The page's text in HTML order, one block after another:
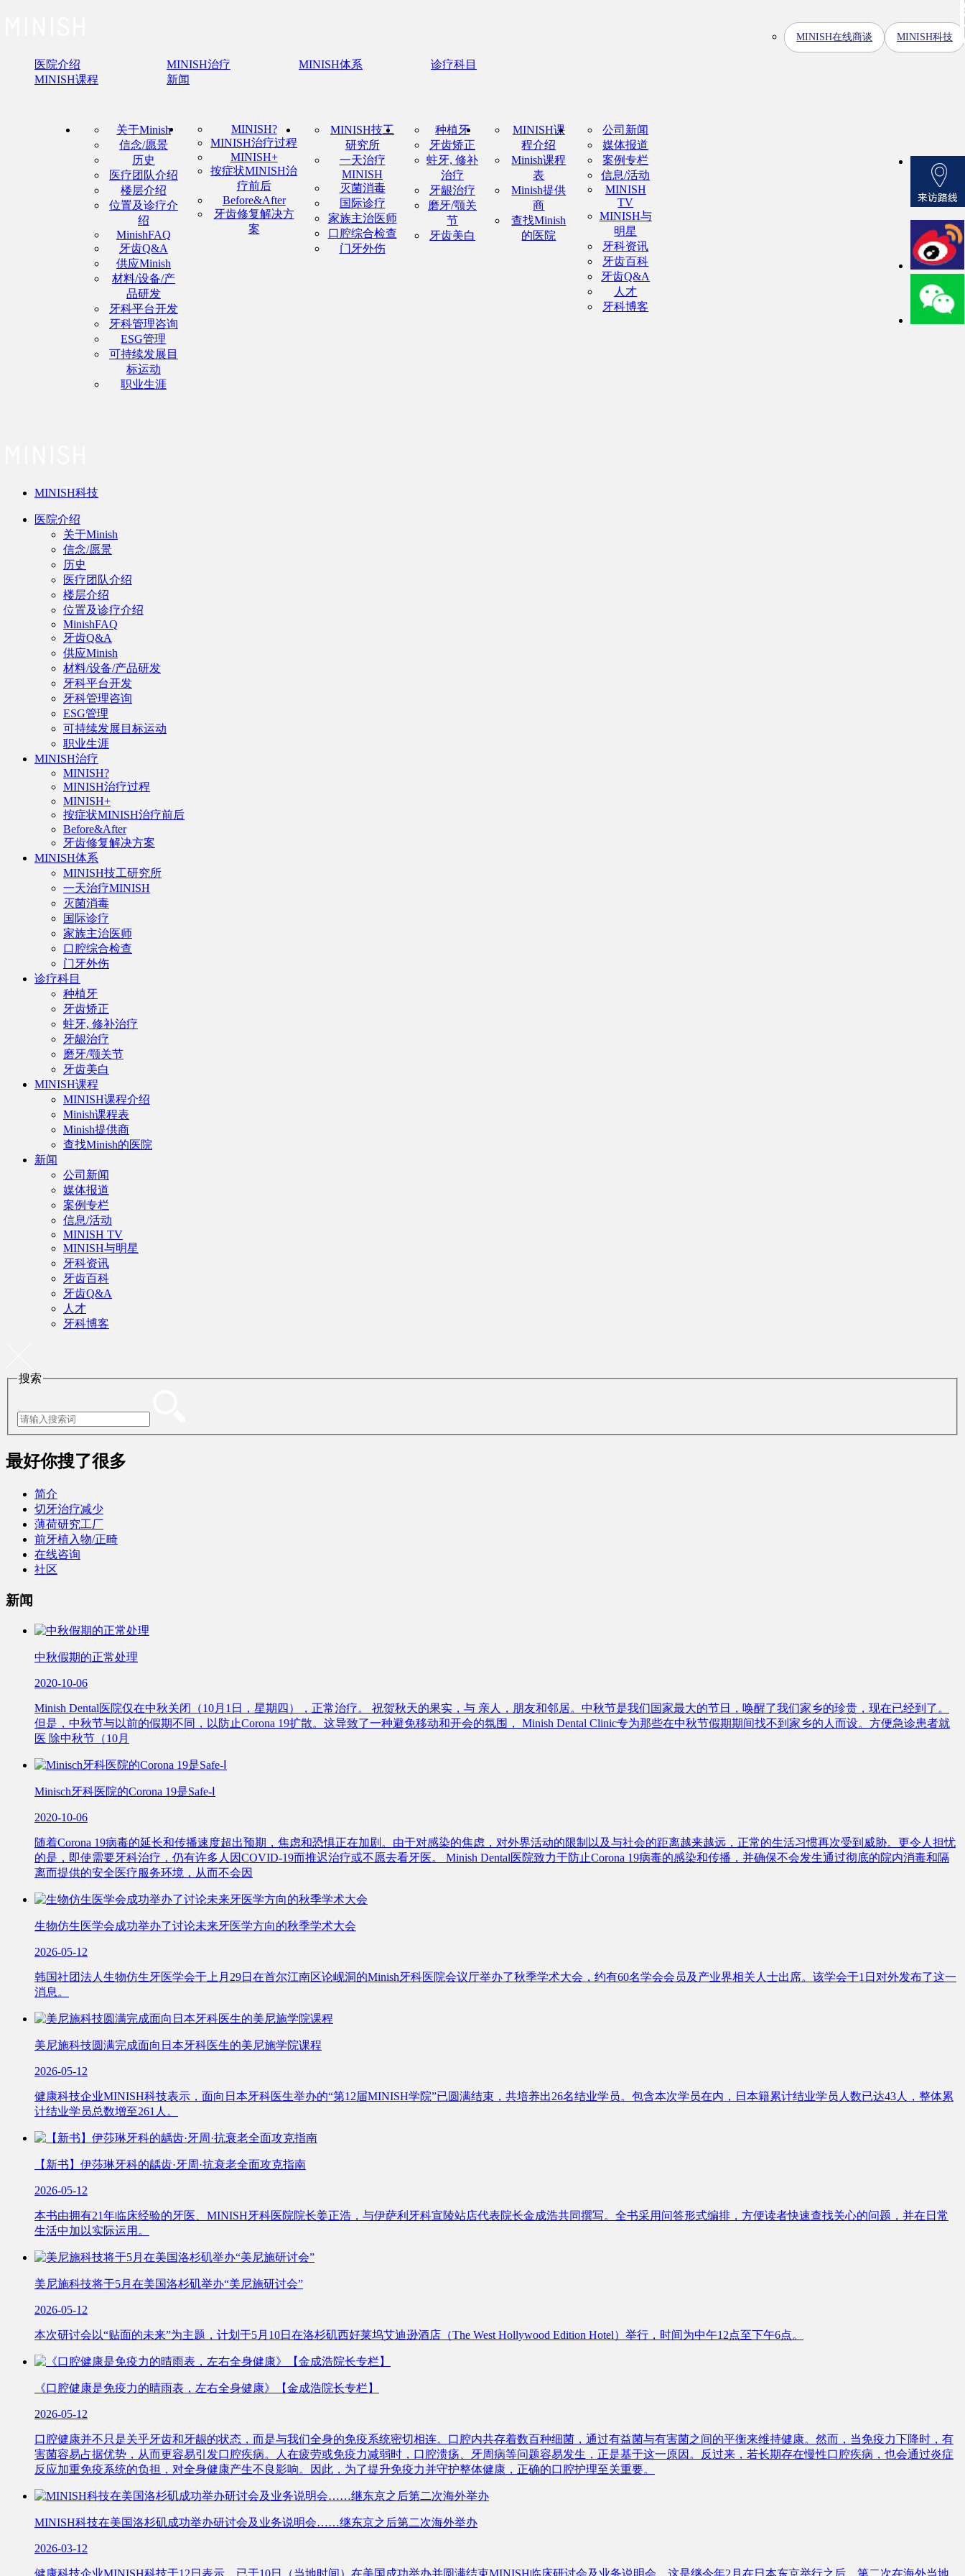
医院介绍 MINISH治疗 MINISH体系
诊疗科目
MINISH课程
新闻
MINISH在线商谈 MINISH科技
关于Minish
信念/愿景
历史
医疗团队介绍
楼层介绍
位置及诊疗介
绍
MinishFAQ
牙齿Q&A
供应Minish
材料/设备/产
品研发
牙科平台开发
牙科管理咨询
ESG管理
可持续发展目
标运动
职业生涯
MINISH?
MINISH治疗过程
MINISH+
按症状MINISH治
疗前后
Before&After
牙齿修复解决方
案
MINISH技工
研究所
一天治疗
MINISH
灭菌消毒
国际诊疗
家族主治医师
口腔综合检查
门牙外伤
种植牙
牙齿矫正
蛀牙, 修补
治疗
牙龈治疗
磨牙/颚关
节
牙齿美白
MINISH课
程介绍
Minish课程
表
Minish提供
商
查找Minish
的医院
公司新闻
媒体报道
案例专栏
信息/活动
MINISH
TV
MINISH与
明星
牙科资讯
牙齿百科
牙齿Q&A
人才
牙科博客
MINISH科技
医院介绍
关于Minish
信念/愿景
历史
医疗团队介绍
楼层介绍
位置及诊疗介绍
MinishFAQ
牙齿Q&A
供应Minish
材料/设备/产品研发
牙科平台开发
牙科管理咨询
ESG管理
可持续发展目标运动
职业生涯
MINISH治疗
MINISH?
MINISH治疗过程
MINISH+
按症状MINISH治疗前后
Before&After
牙齿修复解决方案
MINISH体系
MINISH技工研究所
一天治疗MINISH
灭菌消毒
国际诊疗
家族主治医师
口腔综合检查
门牙外伤
诊疗科目
种植牙
牙齿矫正
蛀牙, 修补治疗
牙龈治疗
磨牙/颚关节
牙齿美白
MINISH课程
MINISH课程介绍
Minish课程表
Minish提供商
查找Minish的医院
新闻
公司新闻
媒体报道
案例专栏
信息/活动
MINISH TV
MINISH与明星
牙科资讯
牙齿百科
牙齿Q&A
人才
牙科博客
搜索
最好你搜了很多
简介
切牙治疗减少
薄荷研究工厂
前牙植入物/正畸
在线咨询
社区
新闻
中秋假期的正常处理
2020-10-06
Minish Dental医院仅在中秋关闭（10月1日，星期四），正常治疗。 祝贺秋天的果实，与 亲人，朋友和邻居。中秋节是我们国家最大的节日，唤醒了我们家乡的珍贵，现在已经到了。
但是，中秋节与以前的假期不同，以防止Corona 19扩散。这导致了一种避免移动和开会的氛围， Minish Dental Clinic专为那些在中秋节假期期间找不到家乡的人而设。方便急诊患者就
医 除中秋节（10月
Minisch牙科医院的Corona 19是Safe-Ⅰ
2020-10-06
随着Corona 19病毒的延长和传播速度超出预期，焦虑和恐惧正在加剧。由于对感染的焦虑，对外界活动的限制以及与社会的距离越来越远，正常的生活习惯再次受到威胁。更令人担忧
的是，即使需要牙科治疗，仍有许多人因COVID-19而推迟治疗或不愿去看牙医。 Minish Dental医院致力于防止Corona 19病毒的感染和传播，并确保不会发生通过彻底的院内消毒和隔
离而提供的安全医疗服务环境，从而不会因
生物仿生医学会成功举办了讨论未来牙医学方向的秋季学术大会
2026-05-12
韩国社团法人生物仿生牙医学会于上月29日在首尔江南区论岘洞的Minish牙科医院会议厅举办了秋季学术大会，约有60名学会会员及产业界相关人士出席。该学会于1日对外发布了这一
消息。
美尼施科技圆满完成面向日本牙科医生的美尼施学院课程
2026-05-12
健康科技企业MINISH科技表示，面向日本牙科医生举办的“第12届MINISH学院”已圆满结束，共培养出26名结业学员。包含本次学员在内，日本籍累计结业学员人数已达43人，整体累
计结业学员总数增至261人。
【新书】伊莎琳牙科的龋齿·牙周·抗衰老全面攻克指南
2026-05-12
本书由拥有21年临床经验的牙医、MINISH牙科医院院长姜正浩，与伊萨利牙科宣陵站店代表院长金成浩共同撰写。全书采用问答形式编排，方便读者快速查找关心的问题，并在日常
生活中加以实际运用。
美尼施科技将于5月在美国洛杉矶举办“美尼施研讨会”
2026-05-12
本次研讨会以“贴面的未来”为主题，计划于5月10日在洛杉矶西好莱坞艾迪逊酒店（The West Hollywood Edition Hotel）举行，时间为中午12点至下午6点。
《口腔健康是免疫力的晴雨表，左右全身健康》【金成浩院长专栏】
2026-05-12
口腔健康并不只是关乎牙齿和牙龈的状态，而是与我们全身的免疫系统密切相连。口腔内共存着数百种细菌，通过有益菌与有害菌之间的平衡来维持健康。然而，当免疫力下降时，有
害菌容易占据优势，从而更容易引发口腔疾病。人在疲劳或免疫力减弱时，口腔溃疡、牙周病等问题容易发生，正是基于这一原因。反过来，若长期存在慢性口腔疾病，也会通过炎症
反应加重免疫系统的负担，对全身健康产生不良影响。因此，为了提升免疫力并守护整体健康，正确的口腔护理至关重要。
MINISH科技在美国洛杉矶成功举办研讨会及业务说明会……继东京之后第二次海外举办
2026-03-12
健康科技企业MINISH科技于12日表示，已于10日（当地时间）在美国成功举办并圆满结束MINISH临床研讨会及业务说明会。这是继今年2月在日本东京举行之后，第二次在海外当地